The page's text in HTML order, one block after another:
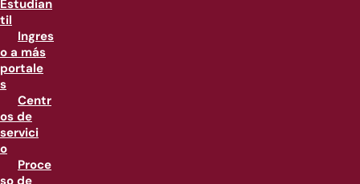
Estudian
til
Ingres
o a más
portale
s
Centr
os de
servici
o
Proce
so de